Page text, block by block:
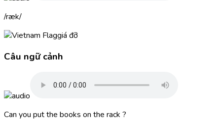
ræk
giá đỡ
Câu ngữ cảnh
Can you put the books on the rack ?